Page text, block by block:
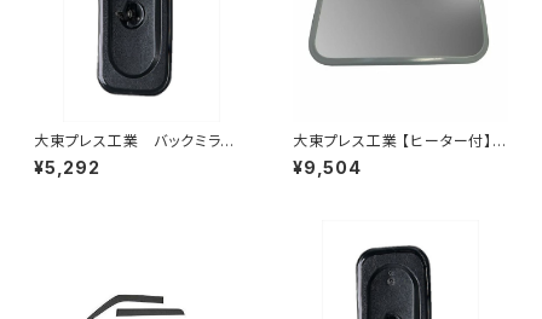
大東プレス工業 バックミラーH
400 ｺﾊﾞﾝ L005 黒 J08
330×170 DI-8B
¥5,292
大東プレス工業 【ヒーター付】サ
イドミラー/バックミラーJ08 DI
-7Z
¥9,504